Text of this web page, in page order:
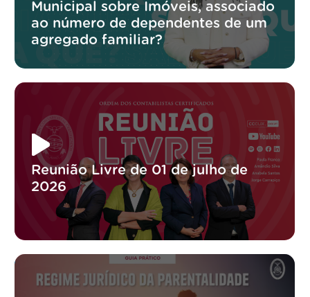
Municipal sobre Imóveis, associado
ao número de dependentes de um
agregado familiar?
Reunião Livre de 01 de julho de
2026